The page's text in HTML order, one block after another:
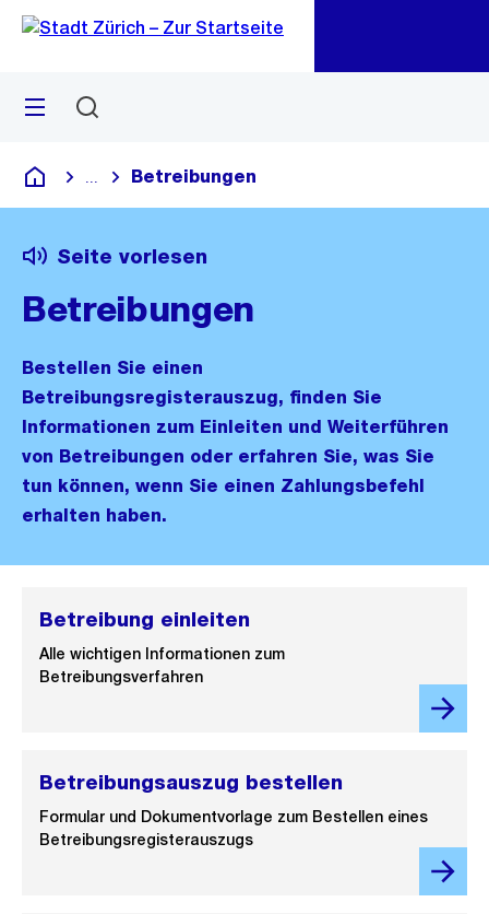
Navigation
Sprunglink
Menü
Deutsch
Blende alle Breadcrumbs ein
Betreibungen
Seite vorlesen
Betreibungen
Bestellen Sie einen
Betreibungsregisterauszug, finden Sie
Informationen zum Einleiten und Weiterführen
von Betreibungen oder erfahren Sie, was Sie
tun können, wenn Sie einen Zahlungsbefehl
erhalten haben.
Betreibung einleiten
Alle wichtigen Informationen zum
Betreibungsverfahren
Betreibungsauszug bestellen
Formular und Dokumentvorlage zum Bestellen eines
Betreibungsregisterauszugs